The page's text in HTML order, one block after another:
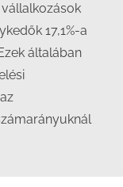
17,1%-a
általában